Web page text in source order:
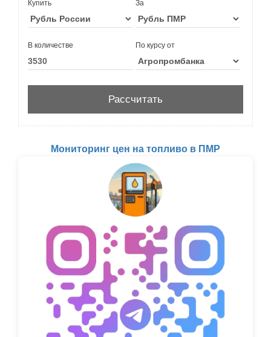
Купить За
В количестве По курсу от
Мониторинг цен на топливо в ПМР